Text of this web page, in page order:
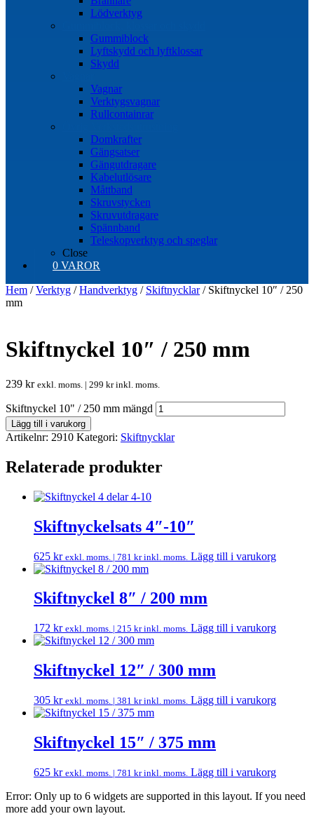
Lödverktyg
Gummiblock
Lyftskydd och lyftklossar
Skydd
Vagnar
Verktygsvagnar
Rullcontainrar
Domkrafter
Gängsatser
Gängutdragare
Kabelutlösare
Måttband
Skruvstycken
Skruvutdragare
Spännband
Teleskopverktyg och speglar
Close
0 VAROR
Hem /Verktyg /Handverktyg / Skiftnycklar/ Skiftnyckel 10″ / 250
mm
Skiftnyckel 10″ / 250 mm
239 kr exkl. moms. | 299 krinkl. moms.
Skiftnyckel 10" / 250 mm mängd
Lägg till i varukorg
Artikelnr: 2910 Kategori: Skiftnycklar
Relaterade produkter
Skiftnyckelsats 4″-10″
625 kr exkl. moms. | 781 krinkl. moms. Lägg till i varukorg
Skiftnyckel 8″ / 200 mm
172 kr exkl. moms. | 215 krinkl. moms. Lägg till i varukorg
Skiftnyckel 12″ / 300 mm
305 kr exkl. moms. | 381 krinkl. moms. Lägg till i varukorg
Skiftnyckel 15″ / 375 mm
625 kr exkl. moms. | 781 krinkl. moms. Lägg till i varukorg
Error: Only up to 6 widgets are supported in this layout. If you need
more add your own layout.